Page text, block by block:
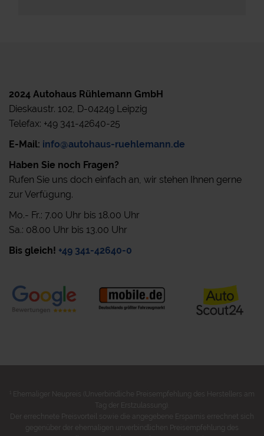
2024 Autohaus Rühlemann GmbH
Dieskaustr. 102, D-04249 Leipzig
Telefax: +49 341-42640-25
E-Mail: info@autohaus-ruehlemann.de
Haben Sie noch Fragen?
Rufen Sie uns doch einfach an, wir stehen Ihnen gerne
zur Verfügung.
Mo.- Fr.: 7.00 Uhr bis 18.00 Uhr
Sa.: 08.00 Uhr bis 13.00 Uhr
Bis gleich! +49 341-42640-0
Ehemaliger Neupreis (Unverbindliche Preisempfehlung des Herstellers am
Tag der Erstzulassung).
Der errechnete Preisvorteil sowie die angegebene Ersparnis errechnet sich
gegenüber der ehemaligen unverbindlichen Preisempfehlung des